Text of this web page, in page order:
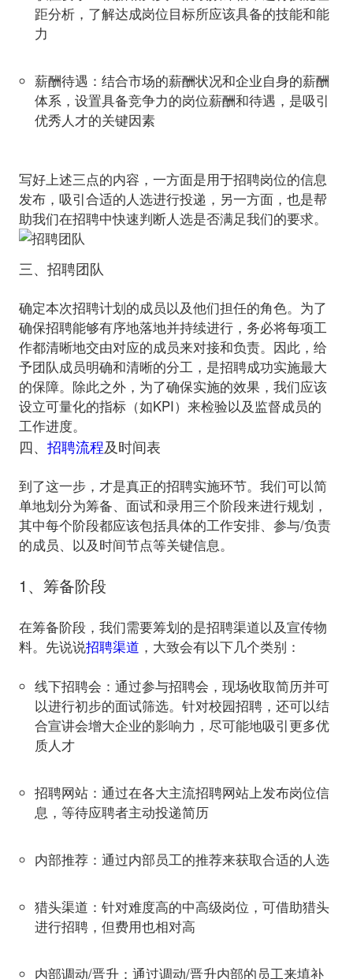
距分析，了解达成岗位目标所应该具备的技能和能
力
薪酬待遇 ：结合市场的薪酬状况和企业自身的薪酬
体系，设置具备竞争力的岗位薪酬和待遇，是吸引
优秀人才的关键因素
写好上述三点的内容，一方面是用于招聘岗位的信息
发布，吸引合适的人选进行投递，另一方面，也是帮
三、招聘团队
确定本次招聘计划的成员以及他们担任的角色。为了
确保招聘能够有序地落地并持续进行，务必将每项工
作都清晰地交由对应的成员来对接和负责。因此，给
予团队成员明确和清晰的分工，是招聘成功实施最大
的保障。除此之外，为了确保实施的效果，我们应该
设立可量化的指标（如KPI）来检验以及监督成员的
四、 招聘流程及时间表
到了这一步，才是真正的招聘实施环节。我们可以简
单地划分为筹备、面试和录用三个阶段来进行规划，
其中每个阶段都应该包括具体的工作安排、参与/负责
1、筹备阶段
在筹备阶段，我们需要筹划的是招聘渠道以及宣传物
料。先说说招聘渠道
线下招聘会 ：通过参与招聘会，现场收取简历并可
以进行初步的面试筛选。针对校园招聘，还可以结
合宣讲会增大企业的影响力，尽可能地吸引更多优
质人才
招聘网站：通过在各大主流招聘网站上发布岗位信
息，等待应聘者主动投递简历
内部推荐：通过内部员工的推荐来获取合适的人选
猎头渠道 ：针对难度高的中高级岗位，可借助猎头
进行招聘，但费用也相对高
内部调动/晋升：通过调动/晋升内部的员工来填补